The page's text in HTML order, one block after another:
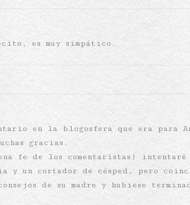
es muy simpático.
en la blogosfera que era
gracias.
fe de los comentaristas)
y un cortador de césped, pero
de su madre y hubiese